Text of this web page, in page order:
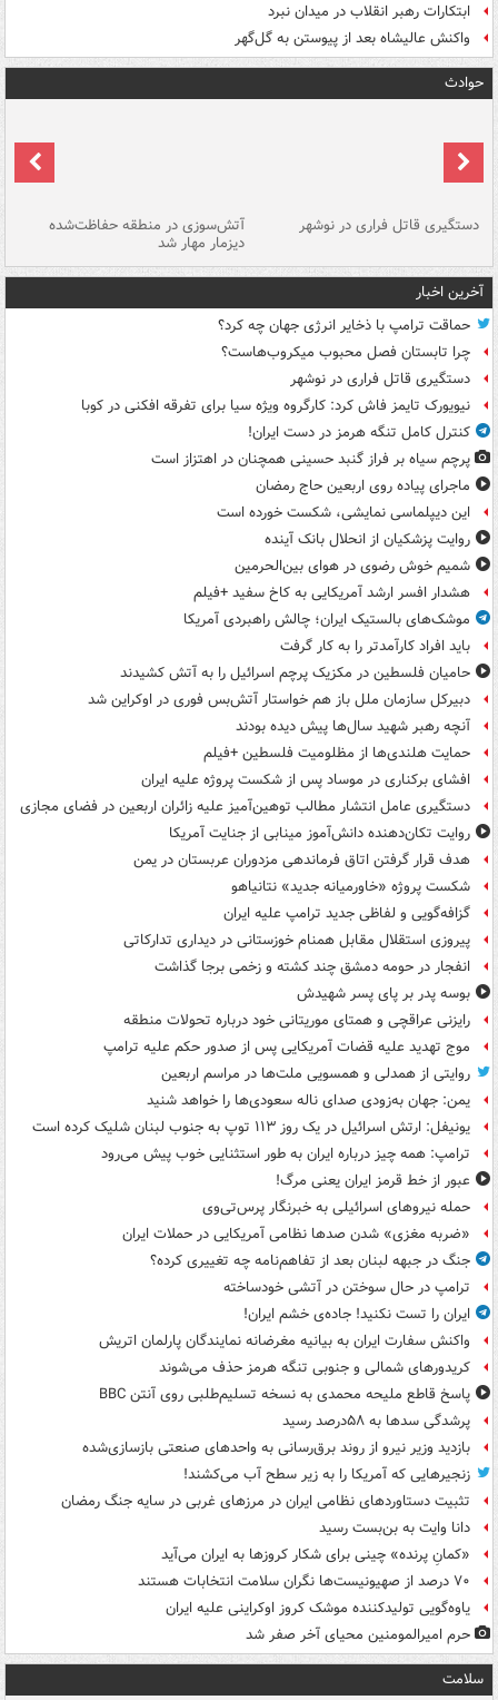
ابتکارات رهبر انقلاب در میدان نبرد
واکنش عالیشاه بعد از پیوستن به گل‌گهر
حوادث
دستگیری قاتل فراری در نوشهر آتش‌سوزی در منطقه حفاظت‌شده
دیزمار مهار شد
آخرین اخبار
حماقت ترامپ با ذخایر انرژی جهان چه کرد؟
چرا تابستان فصل محبوب میکروب‌هاست؟
دستگیری قاتل فراری در نوشهر
نیویورک تایمز فاش کرد: کارگروه ویژه سیا برای تفرقه افکنی در کوبا
کنترل کامل تنگه هرمز در دست ایران!
پرچم سیاه بر فراز گنبد حسینی همچنان در اهتزاز است
ماجرای پیاده روی اربعین حاج رمضان
این دیپلماسی نمایشی، شکست خورده است
روایت پزشکیان از انحلال بانک آینده
شمیم خوش رضوی در هوای بین‌الحرمین
هشدار افسر ارشد آمریکایی به کاخ سفید +فیلم
موشک‌های بالستیک ایران؛ چالش راهبردی آمریکا
باید افراد کارآمدتر را به کار گرفت
حامیان فلسطین در مکزیک پرچم اسرائیل را به آتش کشیدند
دبیرکل سازمان ملل باز هم خواستار آتش‌بس فوری در اوکراین شد
آنچه رهبر شهید سال‌ها پیش دیده بودند
حمایت هلندی‌ها از مظلومیت فلسطین +فیلم
افشای برکناری در موساد پس از شکست پروژه علیه ایران
دستگیری عامل انتشار مطالب توهین‌آمیز علیه زائران اربعین در فضای مجازی
روایت تکان‌دهنده دانش‌آموز مینابی از جنایت آمریکا
هدف قرار گرفتن اتاق‌ فرماندهی مزدوران عربستان در یمن
شکست پروژه «خاورمیانه جدید» نتانیاهو
گزافه‌گویی و لفاظی جدید ترامپ علیه ایران
پیروزی استقلال مقابل همنام خوزستانی در دیداری تدارکاتی
انفجار در حومه دمشق چند کشته و زخمی برجا گذاشت
بوسه‌ پدر بر پای پسر شهیدش
رایزنی عراقچی و همتای موریتانی خود درباره تحولات منطقه
موج تهدید علیه قضات آمریکایی پس از صدور حکم علیه ترامپ
روایتی از همدلی و همسویی ملت‌ها در مراسم اربعین
یمن: جهان به‌زودی صدای ناله سعودی‌ها را خواهد شنید
یونیفل: ارتش اسرائیل در یک روز ۱۱۳ توپ به جنوب لبنان شلیک کرده است
ترامپ: همه چیز درباره ایران به طور استثنایی خوب پیش می‌رود
عبور از خط قرمز ایران یعنی مرگ!
حمله نیروهای اسرائیلی به خبرنگار پرس‌تی‌وی
«ضربه مغزی» شدن صدها نظامی آمریکایی در حملات ایران
جنگ در جبهه لبنان بعد از تفاهم‌نامه چه تغییری کرده؟
ترامپ در حال سوختن در آتشی خودساخته
ایران را تست نکنید! جاده‌ی خشم ایران!
واکنش سفارت ایران به بیانیه مغرضانه نمایندگان پارلمان اتریش
کریدورهای شمالی و جنوبی تنگه هرمز حذف می‌شوند
پاسخ قاطع ملیحه محمدی به نسخه تسلیم‌طلبی روی آنتن BBC
پرشدگی سدها به ۵۸درصد رسید
بازدید وزیر نیرو از روند برق‌رسانی به واحدهای صنعتی بازسازی‌شده
زنجیرهایی که آمریکا را به زیر سطح آب می‌کشند!
تثبیت دستاوردهای نظامی ایران در مرزهای غربی در سایه جنگ رمضان
دانا وایت به بن‌بست رسید
«کمانِ پرنده» چینی برای شکار کروزها به ایران می‌آید
۷۰ درصد از صهیونیست‌ها نگران سلامت انتخابات هستند
یاوه‌گویی تولیدکننده موشک کروز اوکراینی علیه ایران
حرم امیرالمومنین محیای آخر صفر شد
سلامت